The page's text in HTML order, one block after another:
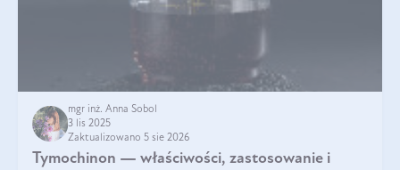
mgr inż. Anna Sobol
3 lis 2025
Zaktualizowano 5 sie 2026
Tymochinon — właściwości, zastosowanie i